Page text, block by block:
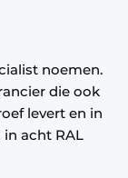
noemen.
die ook
levert en in
acht RAL